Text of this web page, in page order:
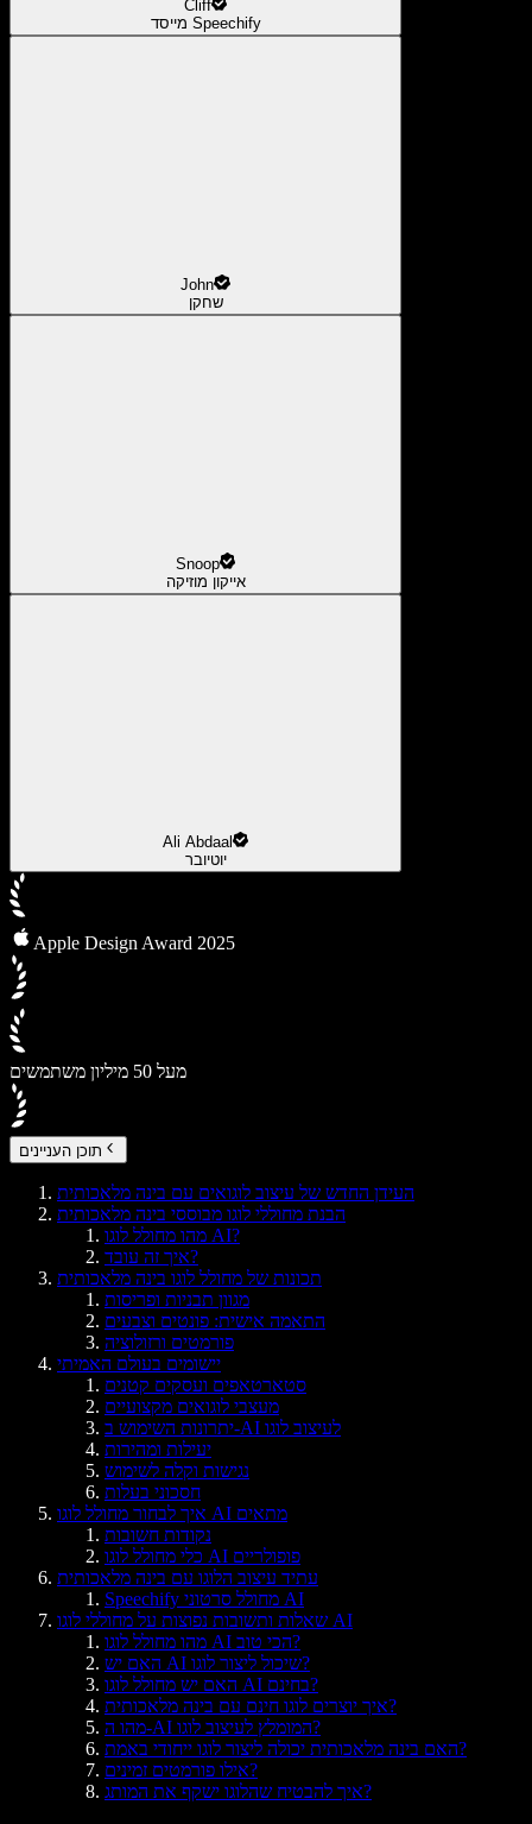
Cliff
מייסד Speechify
John
שחקן
Snoop
אייקון מוזיקה
Ali Abdaal
יוטיובר
Apple Design Award 2025
מעל 50 מיליון משתמשים
תוכן העניינים
העידן החדש של עיצוב לוגואים עם בינה מלאכותית
הבנת מחוללי לוגו מבוססי בינה מלאכותית
מהו מחולל לוגו AI?
איך זה עובד?
תכונות של מחולל לוגו בינה מלאכותית
מגוון תבניות ופריסות
התאמה אישית: פונטים וצבעים
פורמטים ורזולוציה
יישומים בעולם האמיתי
סטארטאפים ועסקים קטנים
מעצבי לוגואים מקצועיים
יתרונות השימוש ב-AI לעיצוב לוגו
יעילות ומהירות
נגישות וקלה לשימוש
חסכוני בעלות
איך לבחור מחולל לוגו AI מתאים
נקודות חשובות
כלי מחולל לוגו AI פופולריים
עתיד עיצוב הלוגו עם בינה מלאכותית
Speechify מחולל סרטוני AI
שאלות ותשובות נפוצות על מחוללי לוגו AI
מהו מחולל לוגו AI הכי טוב?
האם יש AI שיכול ליצור לוגו?
האם יש מחולל לוגו AI בחינם?
איך יוצרים לוגו חינם עם בינה מלאכותית?
מהו ה-AI המומלץ לעיצוב לוגו?
האם בינה מלאכותית יכולה ליצור לוגו ייחודי באמת?
אילו פורמטים זמינים?
איך להבטיח שהלוגו ישקף את המותג?